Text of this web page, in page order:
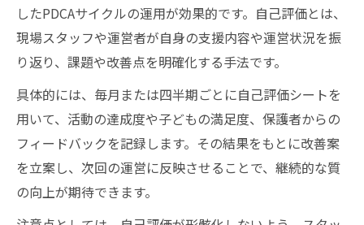
したPDCAサイクルの運用が効果的です。自己評価とは、
現場スタッフや運営者が自身の支援内容や運営状況を振
り返り、課題や改善点を明確化する手法です。
具体的には、毎月または四半期ごとに自己評価シートを
用いて、活動の達成度や子どもの満足度、保護者からの
フィードバックを記録します。その結果をもとに改善案
を立案し、次回の運営に反映させることで、継続的な質
の向上が期待できます。